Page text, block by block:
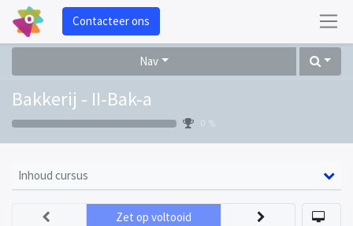
Contacteer ons
Nav
Bakkerij - II-Bak-a
0 %
Inhoud cursus
Zet op voltooid